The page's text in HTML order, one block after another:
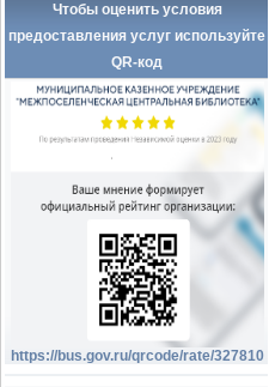
Чтобы оценить условия
предоставления услуг используйте
QR-код
https://bus.gov.ru/qrcode/rate/327810